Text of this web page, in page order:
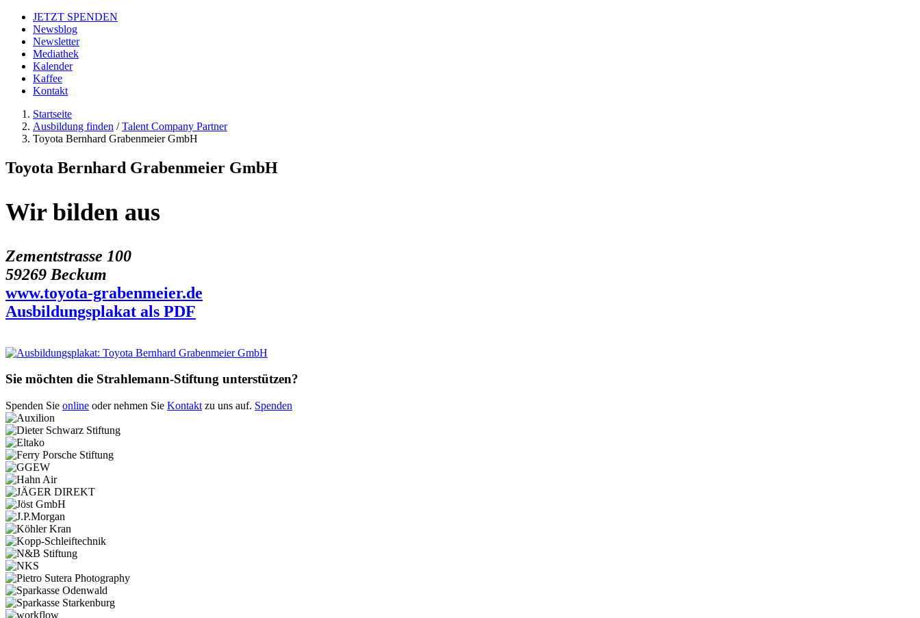
JETZT SPENDEN
Newsblog
Newsletter
Mediathek
Kalender
Kaffee
Kontakt
Startseite
Ausbildung finden /Talent Company Partner
Toyota Bernhard Grabenmeier GmbH
Toyota Bernhard Grabenmeier GmbH
Wir bilden aus
Zementstrasse 100
59269 Beckum
www.toyota-grabenmeier.de
Ausbildungsplakat als PDF
Sie möchten die Strahlemann-Stiftung unterstützen?
Spenden Sie online oder nehmen Sie Kontakt zu uns auf. Spenden